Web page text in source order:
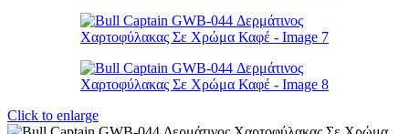
Click to enlarge